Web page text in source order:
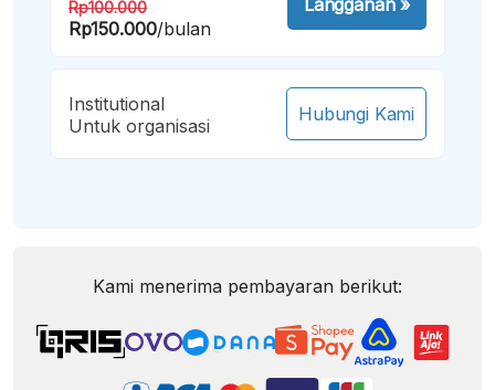
Rp100.000
Rp150.000/bulan
Langganan»
Institutional
Untuk organisasi
Hubungi Kami
Kami menerima pembayaran berikut: